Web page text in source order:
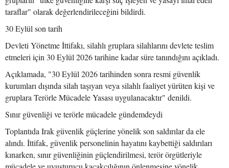
taraflar" olarak değerlendirileceğini bildirdi.
30 Eylül son tarih
Devleti Yönetme İttifakı, silahlı gruplara silahlarını devlete teslim
etmeleri için 30 Eylül 2026 tarihine kadar süre tanındığını açıkladı.
Açıklamada, "30 Eylül 2026 tarihinden sonra resmi güvenlik
kurumları dışında silah taşıyan veya silahlı faaliyet yürüten kişi ve
gruplara Terörle Mücadele Yasası uygulanacaktır" denildi.
Sınır güvenliği ve terörle mücadele gündemdeydi
Toplantıda Irak güvenlik güçlerine yönelik son saldırılar da ele
alındı. İttifak, güvenlik personelinin hayatını kaybettiği saldırıları
kınarken, sınır güvenliğinin güçlendirilmesi, terör örgütleriyle